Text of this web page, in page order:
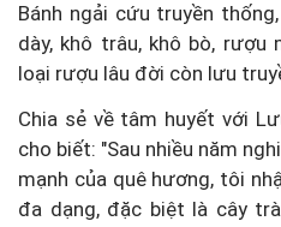
Bánh ngải cứu truyền
dày, khô trâu, khô bò, rượu
loại rượu lâu đời còn lưu
Chia sẻ về tâm huyết với
cho biết: "Sau nhiều năm
mạnh của quê hương, tôi
đa dạng, đặc biệt là cây